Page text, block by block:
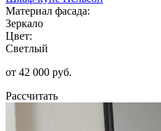
Материал фасада:
Зеркало
Цвет:
Светлый
от 42 000 руб.
Рассчитать